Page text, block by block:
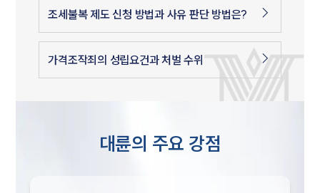
인재채용
만화로 보는 사례
조세불복 제도 신청 방법과 사유 판단 방법은?
가격조작죄의 성립요건과 처벌 수위
대륜의 주요 강점